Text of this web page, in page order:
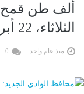
ألف طن قمح
الثلاثاء، 22 أبريل 2025 07:13 مـ
منذ عام واحد 0